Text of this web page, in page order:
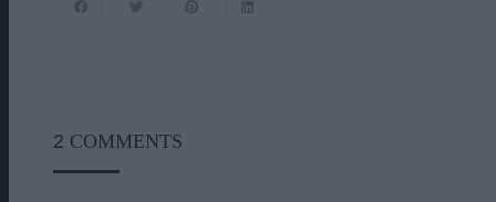
2 COMMENTS